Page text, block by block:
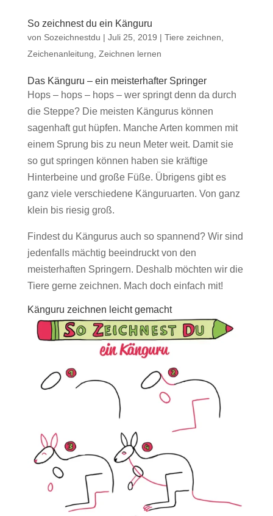
So zeichnest du ein Känguru
von Sozeichnestdu | Juli 25, 2019 | Tiere zeichnen,
Zeichenanleitung, Zeichnen lernen
Das Känguru – ein meisterhafter Springer
Hops – hops – hops – wer springt denn da durch
die Steppe? Die meisten Kängurus können
sagenhaft gut hüpfen. Manche Arten kommen mit
einem Sprung bis zu neun Meter weit. Damit sie
so gut springen können haben sie kräftige
Hinterbeine und große Füße. Übrigens gibt es
ganz viele verschiedene Känguruarten. Von ganz
klein bis riesig groß.
Findest du Kängurus auch so spannend? Wir sind
jedenfalls mächtig beeindruckt von den
meisterhaften Springern. Deshalb möchten wir die
Tiere gerne zeichnen. Mach doch einfach mit!
Känguru zeichnen leicht gemacht